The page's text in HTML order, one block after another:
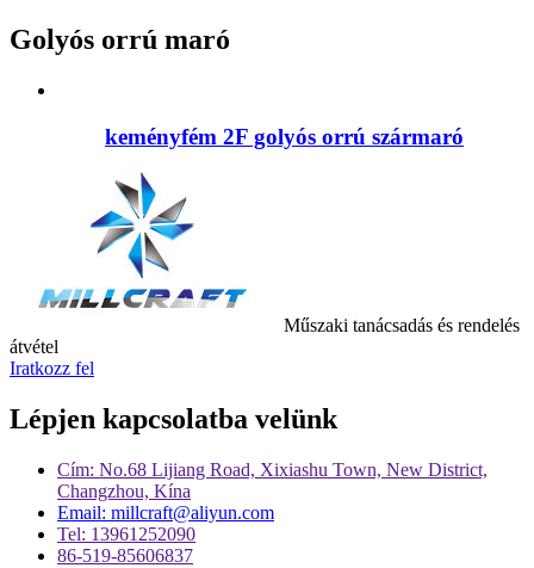
Golyós orrú maró
keményfém 2F golyós orrú szármaró
Műszaki tanácsadás és rendelés
átvétel
Iratkozz fel
Lépjen kapcsolatba velünk
Cím: No.68 Lijiang Road, Xixiashu Town, New District,
Changzhou, Kína
Email: millcraft@aliyun.com
Tel: 13961252090
86-519-85606837